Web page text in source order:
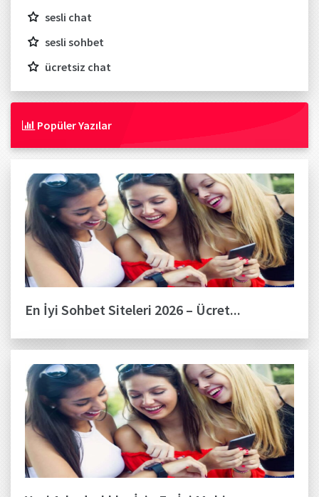
sesli chat
sesli sohbet
ücretsiz chat
Popüler Yazılar
En İyi Sohbet Siteleri 2026 – Ücret...